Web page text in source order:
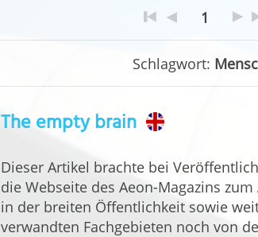
1
Schlagwort:
The empty brain
Dieser Artikel brachte bei
die Webseite des Aeon-Magazins
in der breiten Öffentlichkeit sowie
verwandten Fachgebieten noch von